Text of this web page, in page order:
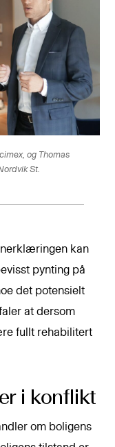
og Thomas
St.
kan
pynting på
det potensielt
at dersom
fullt rehabilitert
i konflikt
om boligens